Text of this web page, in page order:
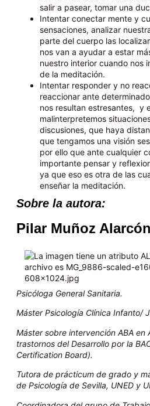
salir a pasear, tomar una
Intentar conectar mente y
sensaciones, analizar
parte del cuerpo las
nos van a ayudar a estar
nuestro interior cuando nos
de la meditación.
Intentar responder y no
reaccionar ante
nos resultan estresantes, y
malinterpretemos
discusiones, que haya
que tengamos una visión
por ello que ante cualquier
importante pensar y
ya que eso es otra de las
enseñar la meditación.
Sobre la autora:
Pilar Muñoz
Psicóloga General Sanitaria.
Máster Psicología Clínica Infanto/
Máster sobre intervención ABA en
trastornos del Desarrollo por la
Certification Board).
Tutora de prácticum de grado y
de Psicología de Sevilla, UNED y